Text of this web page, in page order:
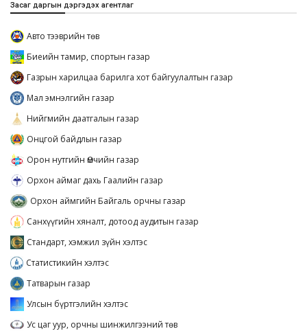
Засаг даргын дэргэдэх агентлаг
Авто тээврийн төв
Биеийн тамир, спортын газар
Газрын харилцаа барилга хот байгуулалтын газар
Мал эмнэлгийн газар
Нийгмийн даатгалын газар
Онцгой байдлын газар
Орон нутгийн Өмчийн газар
Орхон аймаг дахь Гаалийн газар
Орхон аймгийн Байгаль орчны газар
Санхүүгийн хяналт, дотоод аудитын газар
Стандарт, хэмжил зүйн хэлтэс
Статистикийн хэлтэс
Татварын газар
Улсын бүртгэлийн хэлтэс
Ус цаг уур, орчны шинжилгээний төв